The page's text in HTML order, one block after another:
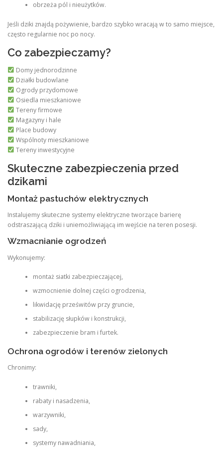
obrzeża pól i nieużytków.
Jeśli dziki znajdą pożywienie, bardzo szybko wracają w to samo miejsce,
często regularnie noc po nocy.
Co zabezpieczamy?
Domy jednorodzinne
Działki budowlane
Ogrody przydomowe
Osiedla mieszkaniowe
Tereny firmowe
Magazyny i hale
Place budowy
Wspólnoty mieszkaniowe
Tereny inwestycyjne
Skuteczne zabezpieczenia przed
dzikami
Montaż pastuchów elektrycznych
Instalujemy skuteczne systemy elektryczne tworzące barierę
odstraszającą dziki i uniemożliwiającą im wejście na teren posesji.
Wzmacnianie ogrodzeń
Wykonujemy:
montaż siatki zabezpieczającej,
wzmocnienie dolnej części ogrodzenia,
likwidację prześwitów przy gruncie,
stabilizację słupków i konstrukcji,
zabezpieczenie bram i furtek.
Ochrona ogrodów i terenów zielonych
Chronimy:
trawniki,
rabaty i nasadzenia,
warzywniki,
sady,
systemy nawadniania,